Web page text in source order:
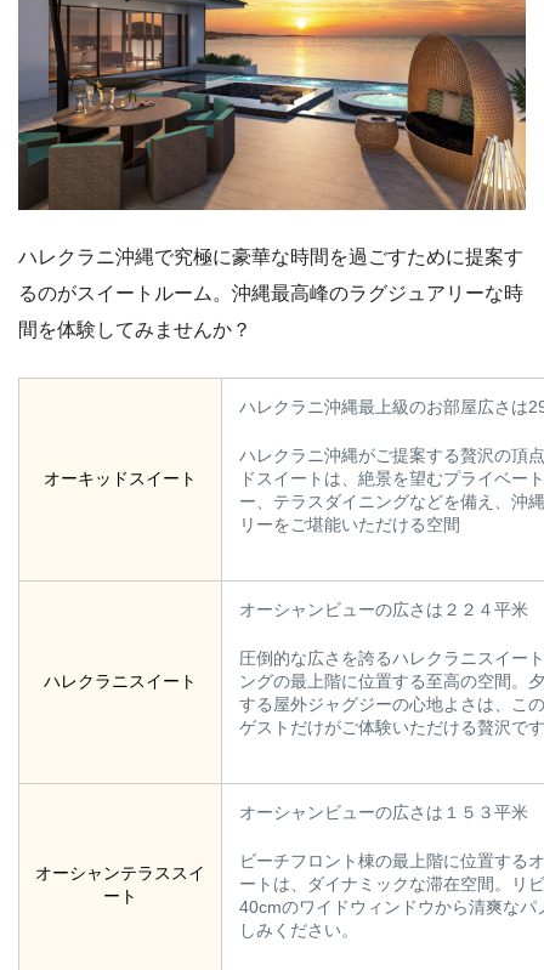
ハレクラニ沖縄で究極に豪華な時間を過ごすために提案す
るのがスイートルーム。沖縄最高峰のラグジュアリーな時
間を体験してみませんか？
オーキッドスイート
ハレクラニ沖縄最上級のお部屋広さは
ハレクラニ沖縄がご提案する贅沢の頂
ドスイートは、絶景を望むプライベー
ー、テラスダイニングなどを備え、沖
リーをご堪能いただける空間
ハレクラニスイート
オーシャンビューの広さは２２４平米
圧倒的な広さを誇るハレクラニスイー
ングの最上階に位置する至高の空間。
する屋外ジャグジーの心地よさは、こ
ゲストだけがご体験いただける贅沢で
オーシャンテラススイ
ート
オーシャンビューの広さは１５３平米
ビーチフロント棟の最上階に位置する
ートは、ダイナミックな滞在空間。リ
40cmのワイドウィンドウから清爽なパ
しみください。